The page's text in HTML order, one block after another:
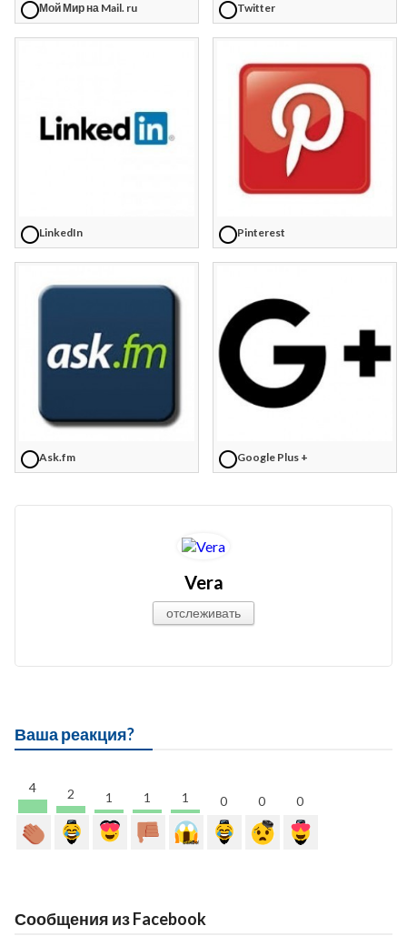
Мой Мир на Mail. ru Twitter
LinkedIn Pinterest
Ask.fm Google Plus +
Vera
отслеживать
Ваша реакция?
4 2 1 1 1 0 0 0
Сообщения из Facebook